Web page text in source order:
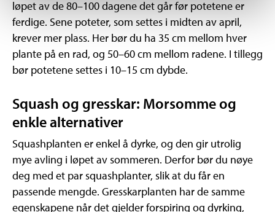
løpet av de 80–100 dagene det går før potetene er
ferdige. Sene poteter, som settes i midten av april,
krever mer plass. Her bør du ha 35 cm mellom hver
plante på en rad, og 50–60 cm mellom radene. I tillegg
bør potetene settes i 10–15 cm dybde.
Squash og gresskar: Morsomme og
enkle alternativer
Squashplanten er enkel å dyrke, og den gir utrolig
mye avling i løpet av sommeren. Derfor bør du nøye
deg med et par squashplanter, slik at du får en
passende mengde. Gresskarplanten har de samme
egenskapene når det gjelder forspiring og dyrking,